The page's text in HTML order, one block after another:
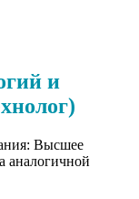
и
Высшее
аналогичной